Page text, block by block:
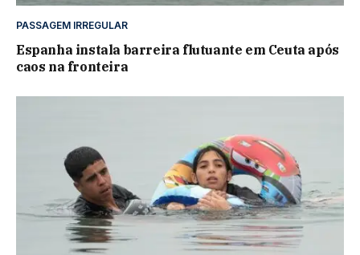
PASSAGEM IRREGULAR
Espanha instala barreira flutuante em Ceuta após
caos na fronteira